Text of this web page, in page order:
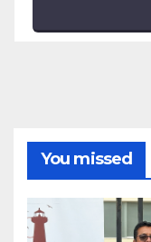
You missed